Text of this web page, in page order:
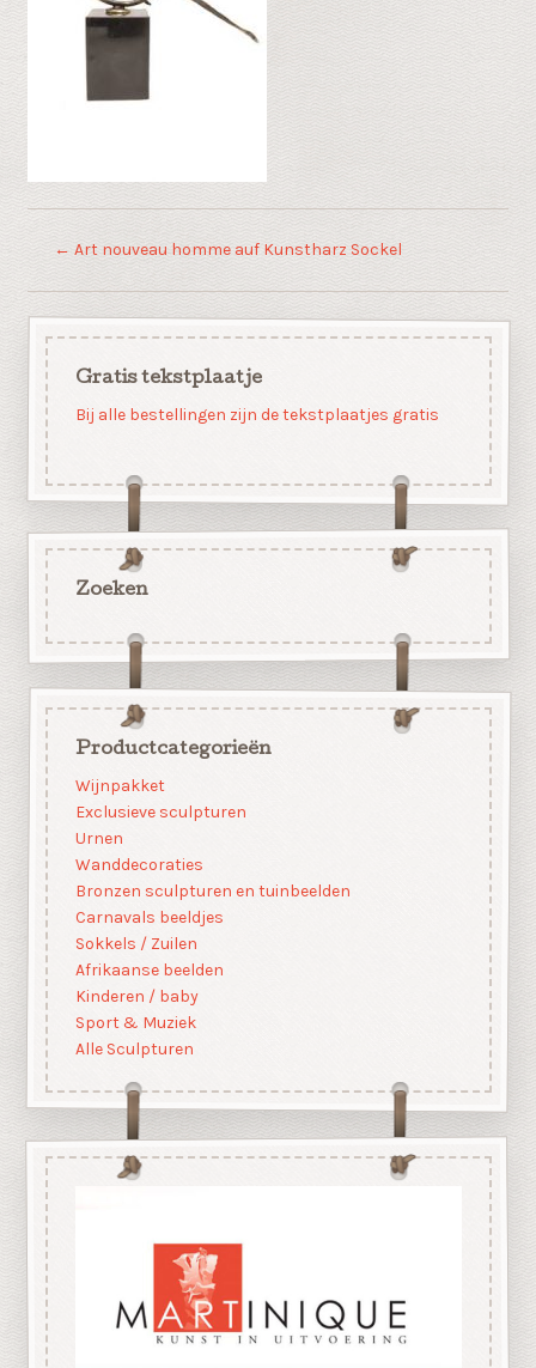
← Art nouveau homme auf Kunstharz Sockel
Gratis tekstplaatje
Bij alle bestellingen zijn de tekstplaatjes gratis
Zoeken
Productcategorieën
Wijnpakket
Exclusieve sculpturen
Urnen
Wanddecoraties
Bronzen sculpturen en tuinbeelden
Carnavals beeldjes
Sokkels / Zuilen
Afrikaanse beelden
Kinderen / baby
Sport & Muziek
Alle Sculpturen